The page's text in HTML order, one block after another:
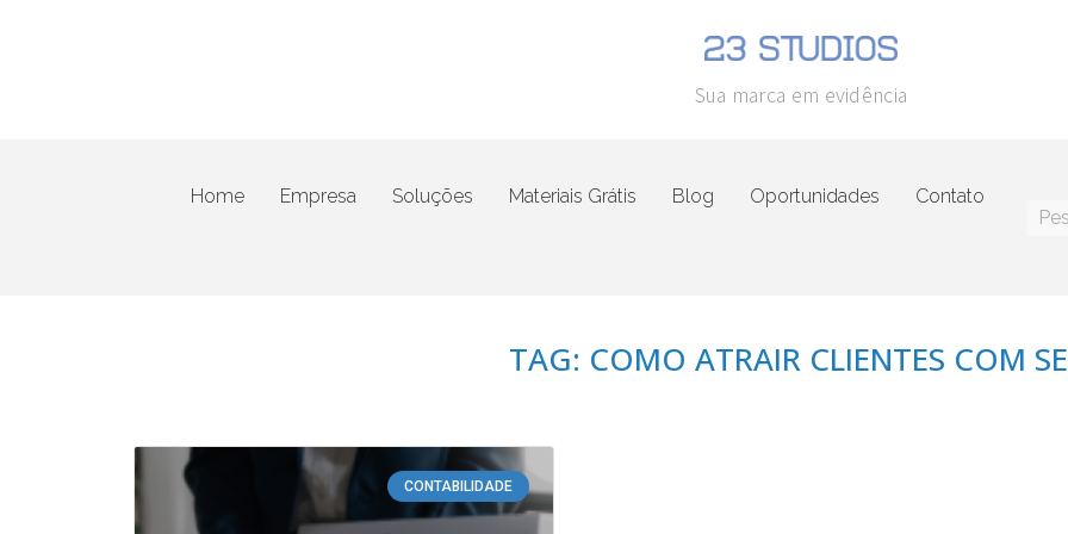
Sua marca em evidência
Home Empresa Soluções Materiais Grátis Blog Oportunidades Contato
TAG: COMO ATRAIR CLIENTES COM
CONTABILIDADE